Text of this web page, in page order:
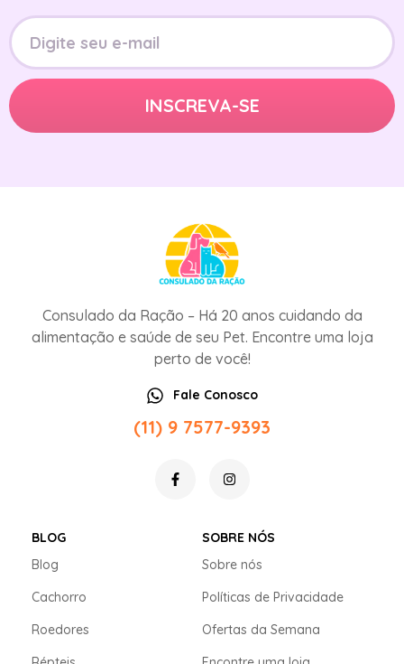
Consulado da Ração – Há 20 anos cuidando da
alimentação e saúde de seu Pet. Encontre uma loja
perto de você!
Fale Conosco
(11) 9 7577-9393
BLOG
Blog
Cachorro
Roedores
SOBRE NÓS
Sobre nós
Políticas de Privacidade
Ofertas da Semana